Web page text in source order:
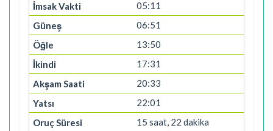
05:11
06:51
13:50
17:31
20:33
22:01
15 saat, 22 dakika